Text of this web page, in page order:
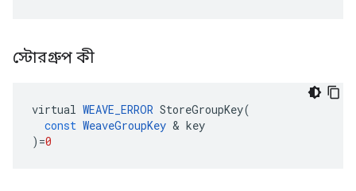
স্টোরগ্রুপ কী
virtual WEAVE_ERROR StoreGroupKey(
const WeaveGroupKey & key
) =0